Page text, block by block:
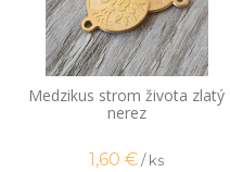
Medzikus strom života zlatý
nerez
1,60 €/ ks